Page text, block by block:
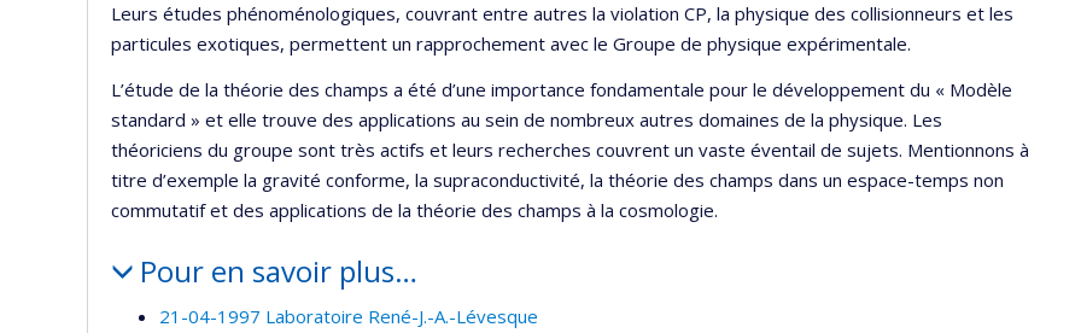
Leurs études phénoménologiques, couvrant entre autres la violation CP, la physique des collisionneurs et les
particules exotiques, permettent un rapprochement avec le Groupe de physique expérimentale.
L’étude de la théorie des champs a été d’une importance fondamentale pour le développement du « Modèle
standard » et elle trouve des applications au sein de nombreux autres domaines de la physique. Les
théoriciens du groupe sont très actifs et leurs recherches couvrent un vaste éventail de sujets. Mentionnons à
titre d’exemple la gravité conforme, la supraconductivité, la théorie des champs dans un espace-temps non
commutatif et des applications de la théorie des champs à la cosmologie.
Pour en savoir plus…
21-04-1997 Laboratoire René-J.-A.-Lévesque